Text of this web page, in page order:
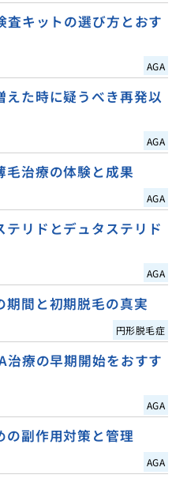
査キットの選び方とおす
AGA
た時に疑うべき再発以
AGA
毛治療の体験と成果
AGA
リドとデュタステリド
AGA
期間と初期脱毛の真実
円形脱毛症
治療の早期開始をおすす
AGA
の副作用対策と管理
AGA